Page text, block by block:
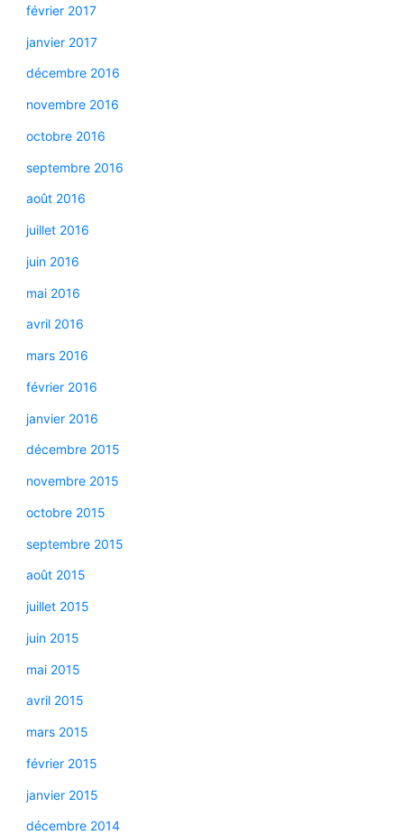
février 2017
janvier 2017
décembre 2016
novembre 2016
octobre 2016
septembre 2016
août 2016
juillet 2016
juin 2016
mai 2016
avril 2016
mars 2016
février 2016
janvier 2016
décembre 2015
novembre 2015
octobre 2015
septembre 2015
août 2015
juillet 2015
juin 2015
mai 2015
avril 2015
mars 2015
février 2015
janvier 2015
décembre 2014